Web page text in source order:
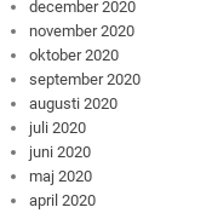
december 2020
november 2020
oktober 2020
september 2020
augusti 2020
juli 2020
juni 2020
maj 2020
april 2020